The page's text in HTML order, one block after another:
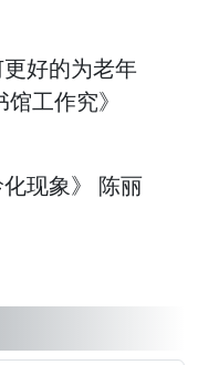
好的为老年
工作究》
现象》 陈丽